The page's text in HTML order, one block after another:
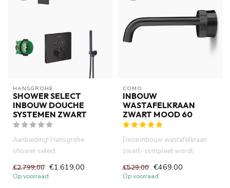
HANSGROHE
SHOWER SELECT
INBOUW DOUCHE
SYSTEMEN ZWART
Aanbieding! Hansgrohe
shower select
.Thermostatisch inbouwdeel
€2.799,00 €1.619,00
Op voorraad
COMO
INBOUW
WASTAFELKRAAN
ZWART MOOD 60
Deze inbouw wastafelkraan
zwart- compleet wordt
Perf...
€529,00 €469,00
Op voorraad